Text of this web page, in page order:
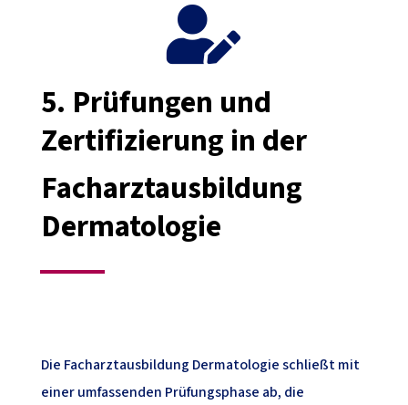

5. Prüfungen und
Zertifizierung in der
Facharztausbildung
Dermatologie
Die Facharztausbildung Dermatologie schließt mit
einer umfassenden Prüfungsphase ab, die